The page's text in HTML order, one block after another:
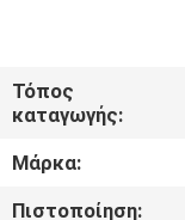
ΠΕΡΊΠΟΥ
ΕΜΕΊΣ
ΓΎΡΟΣ
Τόπος
καταγωγής:
Μάρκα:
Πιστοποίηση: